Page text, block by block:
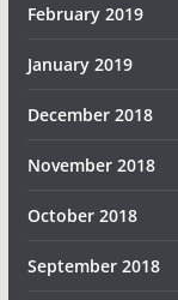
February 2019
January 2019
December 2018
November 2018
October 2018
September 2018